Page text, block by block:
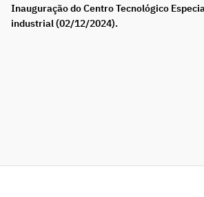
Inauguração do Centro Tecnológico
industrial (02/12/2024).